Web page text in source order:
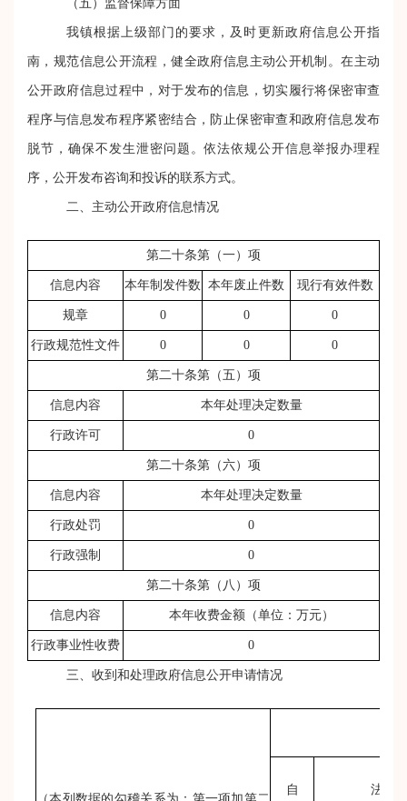
（五）监督保障方面
我镇根据上级部门的要求，及时更新政府信息公开指
南，规范信息公开流程，健全政府信息主动公开机制。在主动
公开政府信息过程中，对于发布的信息，切实履行将保密审查
程序与信息发布程序紧密结合，防止保密审查和政府信息发布
脱节，确保不发生泄密问题。依法依规公开信息举报办理程
序，公开发布咨询和投诉的联系方式。
二、 主动公开政府信息情况
第二十条第（一）项
信息内容 本年制发件数 本年废止件数 现行有效件数
规章 0 0 0
行政规范性文件 0 0 0
第二十条第（五）项
信息内容 本年处理决定数量
行政许可 0
第二十条第（六）项
信息内容 本年处理决定数量
行政处罚 0
行政强制 0
第二十条第（八）项
信息内容 本年收费金额（单位：万元）
行政事业性收费 0
三、收到和处理政府信息公开申请情况
自 法人